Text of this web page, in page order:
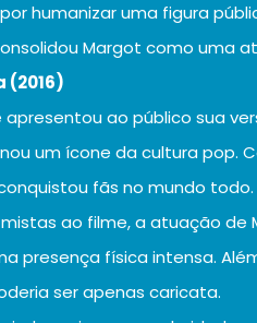
humanizar uma figura
Margot como uma
(2016)
apresentou ao público sua
um ícone da cultura pop.
fãs no mundo todo.
ao filme, a atuação de
presença física intensa.
ser apenas caricata.